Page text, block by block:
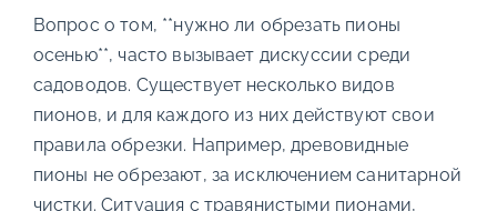
Вопрос о том, **нужно ли обрезать пионы
осенью**, часто вызывает дискуссии среди
садоводов. Существует несколько видов
пионов, и для каждого из них действуют свои
правила обрезки. Например, древовидные
пионы не обрезают, за исключением санитарной
чистки. Ситуация с травянистыми пионами,